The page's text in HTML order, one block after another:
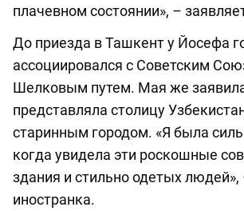
плачевном состоянии», –
До приезда в Ташкент у Йосефа
ассоциировался с Советским
Шелковым путем. Мая же
представляла столицу
старинным городом. «Я была
когда увидела эти роскошные
здания и стильно одетых людей»,
иностранка.